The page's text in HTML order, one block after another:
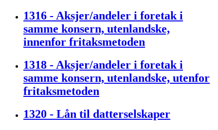
1316 - Aksjer/andeler i foretak i
samme konsern, utenlandske,
innenfor fritaksmetoden
1318 - Aksjer/andeler i foretak i
samme konsern, utenlandske, utenfor
fritaksmetoden
1320 - Lån til datterselskaper